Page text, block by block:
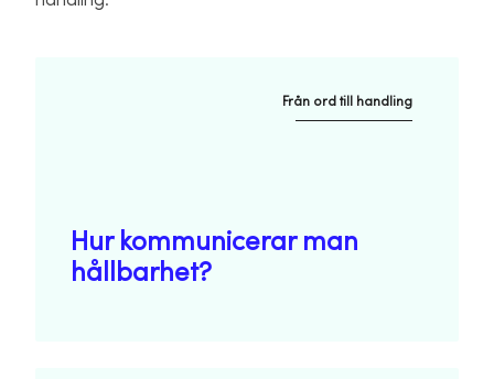
Från ord till handling
Hur kommunicerar man
hållbarhet?